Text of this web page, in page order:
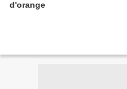
d'orange